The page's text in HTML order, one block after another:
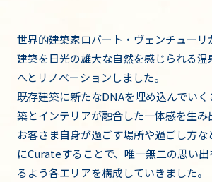
世界的建築家ロバート・ヴェンチュー
建築を日光の雄大な自然を感じられる温
へとリノベーションしました。
既存建築に新たなDNAを埋め込んでい
築とインテリアが融合した一体感を生み
お客さま自身が過ごす場所や過ごし方
にCurateすることで、唯一無二の思い
るよう各エリアを構成していきました。